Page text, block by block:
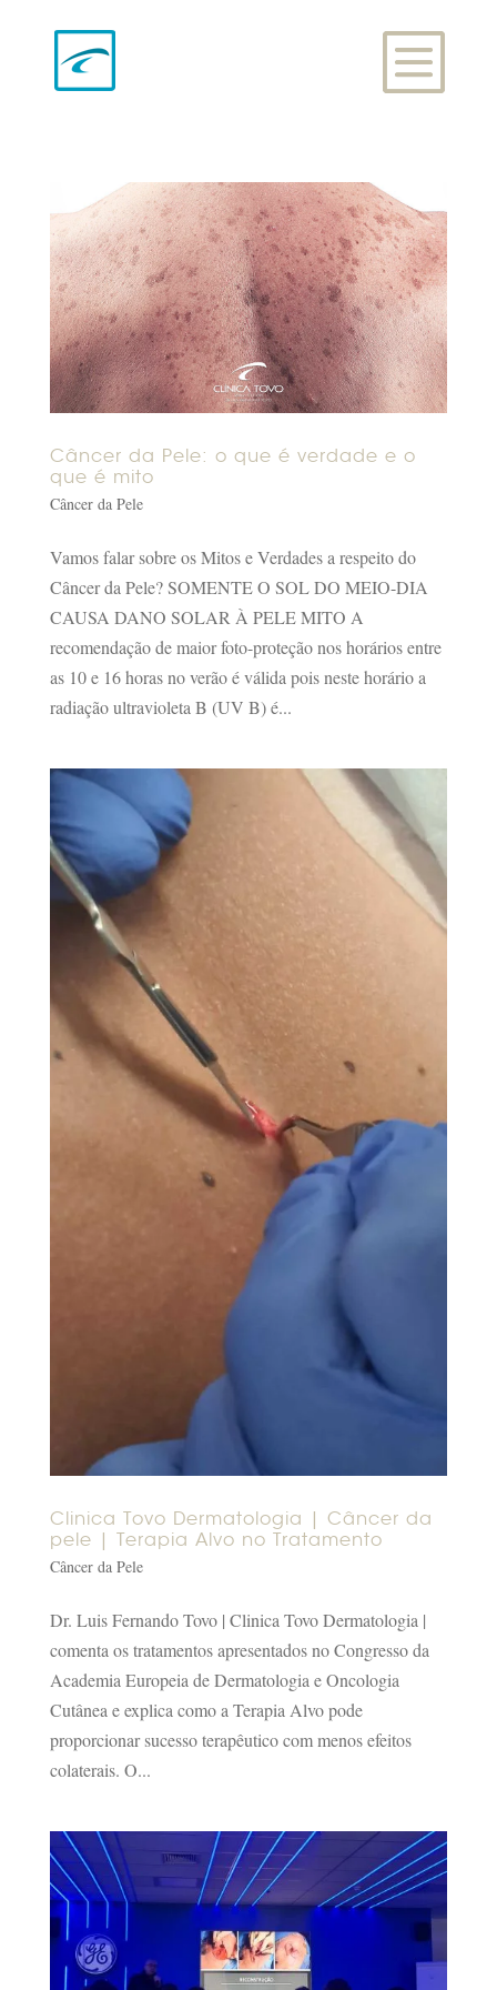
Câncer da Pele: o que é verdade e o
que é mito
Câncer da Pele
Vamos falar sobre os Mitos e Verdades a respeito do
Câncer da Pele? SOMENTE O SOL DO MEIO-DIA
CAUSA DANO SOLAR À PELE MITO A
recomendação de maior foto-proteção nos horários entre
as 10 e 16 horas no verão é válida pois neste horário a
radiação ultravioleta B (UV B) é...
Clinica Tovo Dermatologia | Câncer da
pele | Terapia Alvo no Tratamento
Câncer da Pele
Dr. Luis Fernando Tovo | Clinica Tovo Dermatologia |
comenta os tratamentos apresentados no Congresso da
Academia Europeia de Dermatologia e Oncologia
Cutânea e explica como a Terapia Alvo pode
proporcionar sucesso terapêutico com menos efeitos
colaterais. O...